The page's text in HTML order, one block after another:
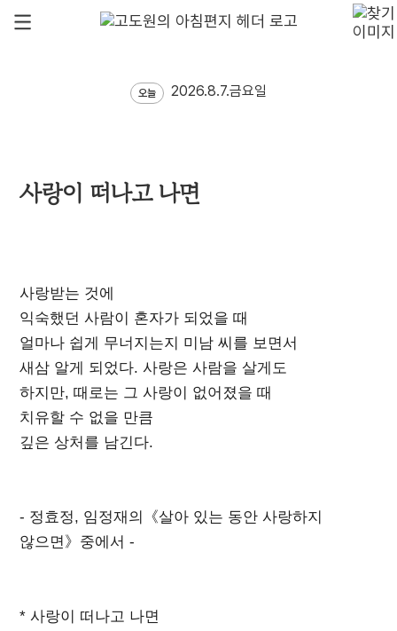
오늘 2026.8.7.금요일
사랑이 떠나고 나면
사랑받는 것에
익숙했던 사람이 혼자가 되었을 때
얼마나 쉽게 무너지는지 미남 씨를 보면서
새삼 알게 되었다. 사랑은 사람을 살게도
하지만, 때로는 그 사랑이 없어졌을 때
치유할 수 없을 만큼
깊은 상처를 남긴다.
- 정효정, 임정재의《살아 있는 동안 사랑하지
않으면》중에서 -
* 사랑이 떠나고 나면